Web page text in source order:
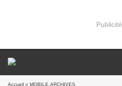
Publicité
Accueil » MOBILE.ARCHIVES